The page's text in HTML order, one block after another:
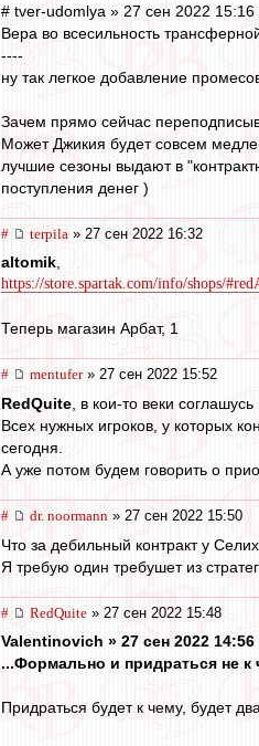
# tver-udomlya » 27 сен 2022 15:16
Вера во всесильность
----
ну так легкое добавление
Зачем прямо сейчас
Может Джикия будет совсем
лучшие сезоны выдают в
поступления денег )
# terpila » 27 сен 2022 16:32
altomik,
https://store.spartak.com/info/shops/
Теперь магазин Арбат, 1
# mentufer» 27 сен 2022 15:52
RedQuite , в кои-то веки соглашусь
Всех нужных игроков, у которых
сегодня.
А уже потом будем говорить о
# dr. noormann » 27 сен 2022 15:50
Что за дебильный контракт у
Я требую один требушет из
# RedQuite » 27 сен 2022 15:48
Valentinovich » 27 сен 2022 14:56
...Формально и придраться не к
Придраться будет к чему, будет